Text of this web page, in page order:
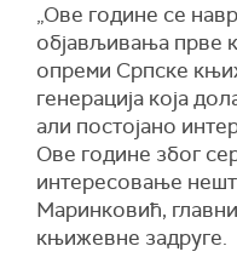
„Ове године се
објављивања прве
опреми Српске
генерација која
али постојано
Ове године због
интересовање
Маринковић,
књижевне задруге.